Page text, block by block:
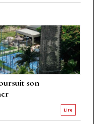
son
Lire